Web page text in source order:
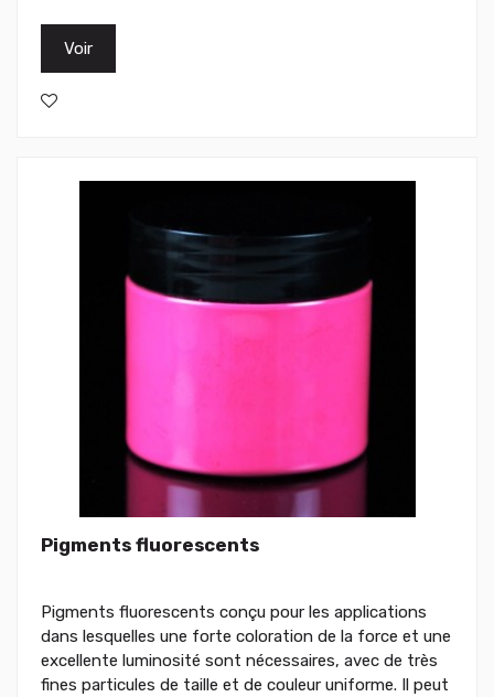
Voir
Pigments fluorescents
Pigments fluorescents conçu pour les applications
dans lesquelles une forte coloration de la force et une
excellente luminosité sont nécessaires, avec de très
fines particules de taille et de couleur uniforme. Il peut